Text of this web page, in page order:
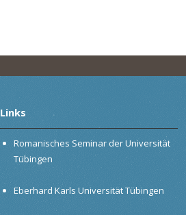
Links
Romanisches Seminar der Universität
Tübingen
Eberhard Karls Universität Tübingen